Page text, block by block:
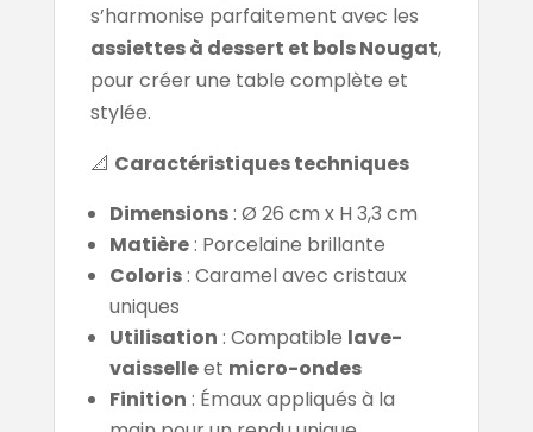
s’harmonise parfaitement avec les
assiettes à dessert et bols Nougat,
pour créer une table complète et
stylée.
📐 Caractéristiques techniques
Dimensions: Ø 26 cm x H 3,3 cm
Matière: Porcelaine brillante
Coloris: Caramel avec cristaux
uniques
Utilisation : Compatible lave-
vaisselleet micro-ondes
Finition : Émaux appliqués à la